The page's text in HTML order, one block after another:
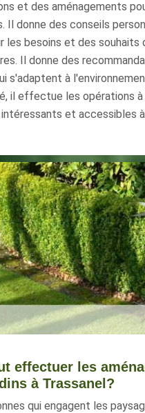
et des aménagements
Il donne des conseils
les besoins et des souhaits
Il donne des
s'adaptent à
il effectue les opérations à
et accessibles
effectuer les
à Trassanel?
qui engagent les